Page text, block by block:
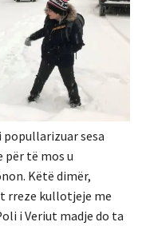
sesa
për të mos u
Këtë dimër,
rreze kullotjeje me
i Veriut madje do ta